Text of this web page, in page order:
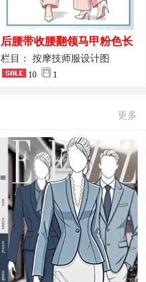
后腰带收腰翻领马甲粉色长
裤套装 美容门店前台主管精
致高级工装
栏目： 按摩技师服设计图
10 1
更多